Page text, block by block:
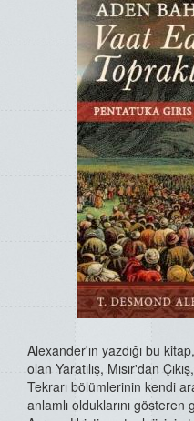
Alexander'ın yazdığı bu
olan Yaratılış, Mısır'dan
Tekrarı bölümlerinin kendi
anlamlı olduklarını gösteren